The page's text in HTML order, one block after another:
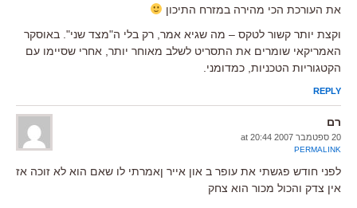
את העורכת הכי מהירה במזרח התיכון
וקצת יותר קשור לטקס – מה שגיא אמר, רק בלי ה"מצד שני". באוסקר
האמריקאי שומרים את התסריט לשלב מאוחר יותר, אחרי שסיימו עם
הקטגוריות הטכניות, כמדומני.
REPLY
רם
20 ספטמבר 2007 at 20:44
PERMALINK
לפני חודש פגשתי את עופר ב און אייר ןאמרתי לו שאם הוא לא זוכה אז
אין צדק והכול מכור הוא צחק